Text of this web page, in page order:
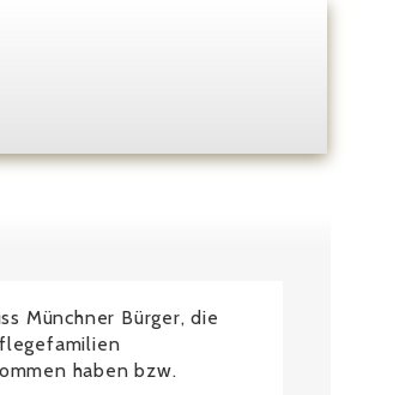
Münchner Bürger, die
haben bzw.